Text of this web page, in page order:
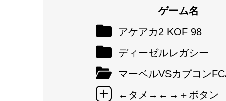
ゲーム名
アケアカ2 KOF 98
ディーゼルレガシー
マーベルVSカプコン
←タメ→←→＋ボタン